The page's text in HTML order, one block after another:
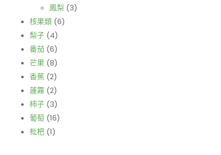
鳳梨 (3)
核果類 (6)
梨子 (4)
番茄 (6)
芒果 (8)
香蕉 (2)
蓮霧 (2)
柿子 (3)
葡萄 (16)
枇杷 (1)